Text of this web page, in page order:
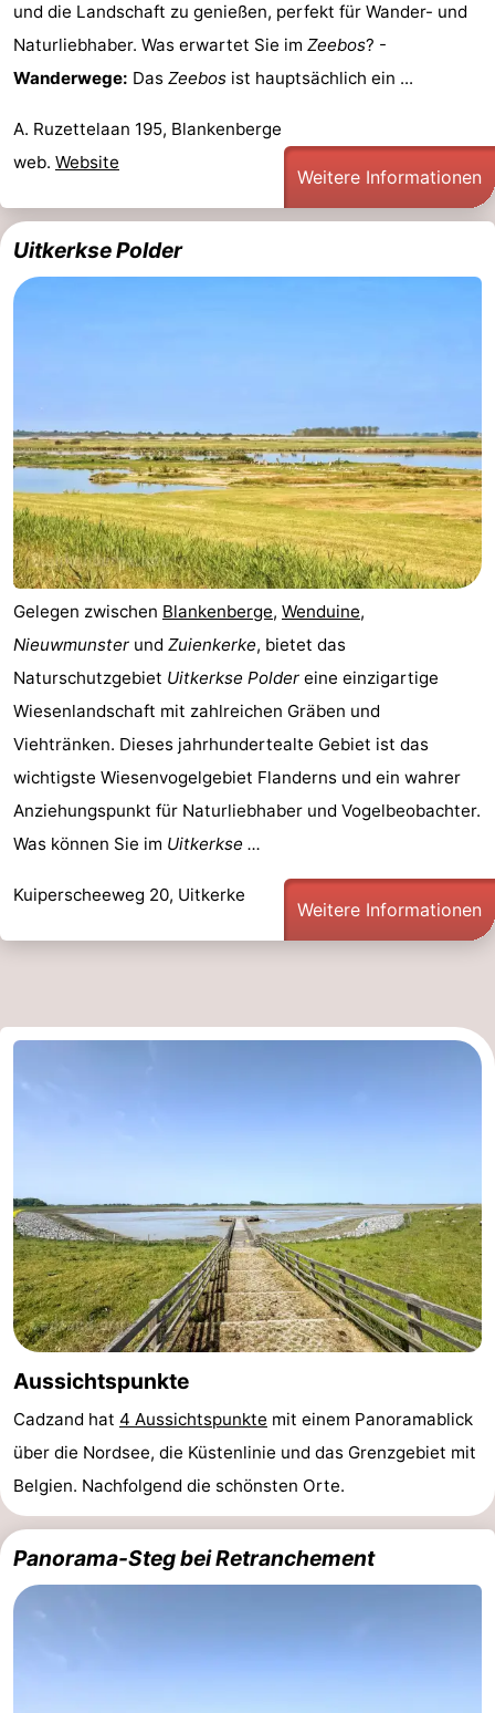
und die Landschaft zu genießen, perfekt für Wander- und
Naturliebhaber. Was erwartet Sie im Zeebos? -
Wanderwege: Das Zeebos ist hauptsächlich ein ...
A. Ruzettelaan 195, Blankenberge
web. Website
Weitere Informationen
Uitkerkse Polder
Gelegen zwischen Blankenberge, Wenduine,
Nieuwmunster und Zuienkerke, bietet das
Naturschutzgebiet Uitkerkse Polder eine einzigartige
Wiesenlandschaft mit zahlreichen Gräben und
Viehtränken. Dieses jahrhundertealte Gebiet ist das
wichtigste Wiesenvogelgebiet Flanderns und ein wahrer
Anziehungspunkt für Naturliebhaber und Vogelbeobachter.
Was können Sie im Uitkerkse ...
Kuiperscheeweg 20, Uitkerke
Weitere Informationen
Aussichtspunkte
Cadzand hat 4 Aussichtspunkte mit einem Panoramablick
über die Nordsee, die Küstenlinie und das Grenzgebiet mit
Belgien. Nachfolgend die schönsten Orte.
Panorama-Steg bei Retranchement